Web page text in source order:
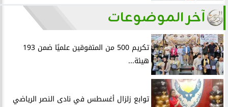
آخر الموضوعات
تكريم 500 من المتفوقين علميًا ضمن 193
هيئة...
توابع زلزال أغسطس في نادى النصر الرياضي